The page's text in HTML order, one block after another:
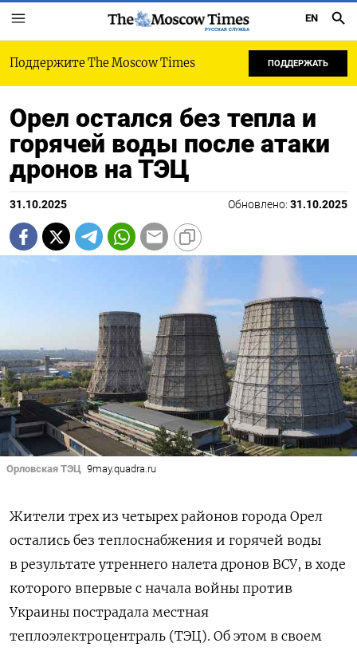
РУССКАЯ СЛУЖБА
EN
Поддержите The Moscow Times ПОДДЕРЖАТЬ
Орел остался без тепла и
горячей воды после атаки
дронов на ТЭЦ
31.10.2025 Обновлено: 31.10.2025
Орловская ТЭЦ 9may.quadra.ru
Жители трех из четырех районов города Орел
остались без теплоснабжения и горячей воды
в результате утреннего налета дронов ВСУ, в ходе
которого впервые с начала войны против
Украины пострадала местная
теплоэлектроцентраль (ТЭЦ). Об этом в своем